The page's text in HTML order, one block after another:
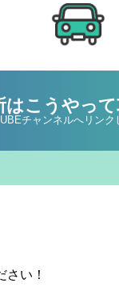
はこうやって
チャンネルへリン
い！